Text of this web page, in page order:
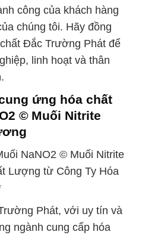
công của khách hàng
chúng tôi. Hãy đồng
Đắc Trường Phát để
linh hoạt và thân
ứng hóa chất
© Muối Nitrite
NaNO2 © Muối Nitrite
Lượng từ Công Ty Hóa
Phát, với uy tín và
ngành cung cấp hóa